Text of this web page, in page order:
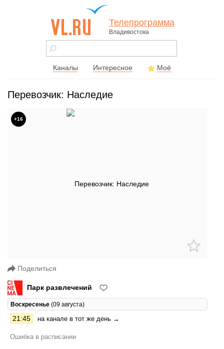
vl.ru - сайт
города
Телепрограмма
Владивостока
Каналы Интересное Моё
Перевозчик: Наследие
+16
Поделиться
Парк развлечений
Воскресенье (09 августа)
21:45 на канале в тот же день →
Ошибка в расписании